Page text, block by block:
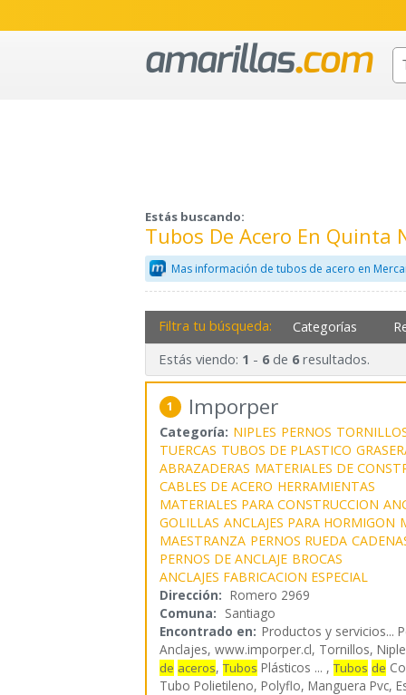
Estás buscando:
Tubos De Acero En
Mas información de tubos de acero en
Filtra tu búsqueda: Categorías
Estás viendo: 1 - 6de 6resultados.
1 Imporper
Categoría: NIPLES PERNOS
TUERCAS TUBOS DE PLASTICO
ABRAZADERAS MATERIALES DE
CABLES DE ACERO HERRAMIENTAS
MATERIALES PARA CONSTRUCCION
GOLILLAS ANCLAJES PARA HORMIGON
MAESTRANZA PERNOS RUEDA
PERNOS DE ANCLAJE BROCAS
ANCLAJES FABRICACION ESPECIAL
Dirección: Romero 2969
Comuna: Santiago
Encontrado en: Productos y servicios...
Anclajes, www.imporper.cl, Tornillos,
de aceros, Tubos Plásticos ... , Tubos de
Tubo Polietileno, Polyflo, Manguera Pvc,